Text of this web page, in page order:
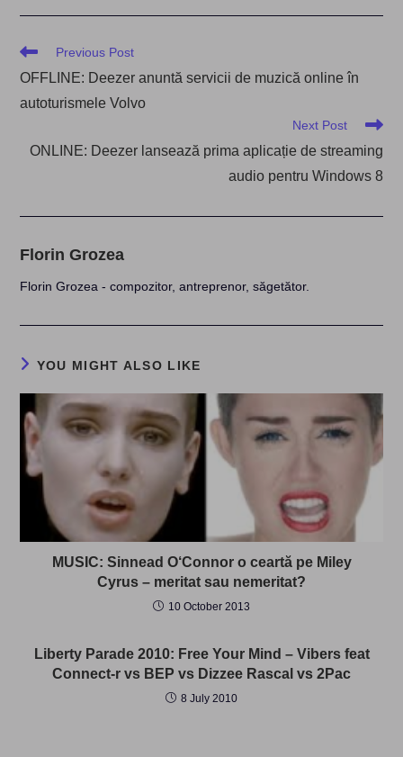
Read
articles
Previous Post
OFFLINE: Deezer anuntă servicii de muzică online în
autoturismele Volvo
Next Post
ONLINE: Deezer lansează prima aplicație de streaming
audio pentru Windows 8
Florin Grozea
Florin Grozea - compozitor, antreprenor, săgetător.
YOU MIGHT ALSO LIKE
MUSIC: Sinnead O‘Connor o ceartă pe Miley
Cyrus – meritat sau nemeritat?
10 October 2013
Liberty Parade 2010: Free Your Mind – Vibers feat
Connect-r vs BEP vs Dizzee Rascal vs 2Pac
8 July 2010